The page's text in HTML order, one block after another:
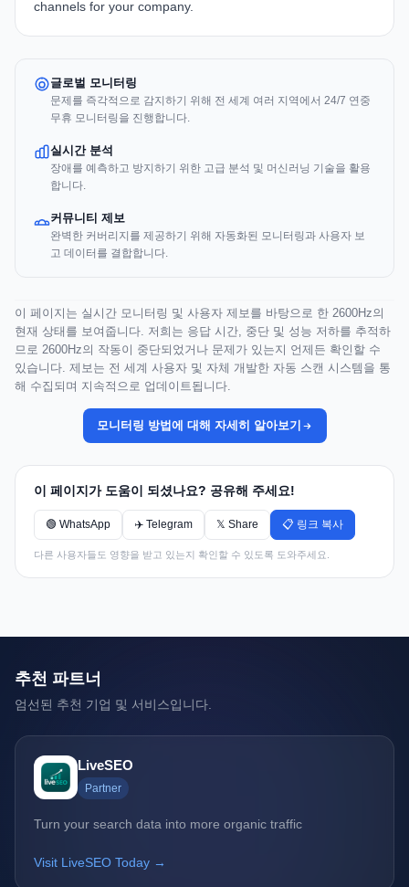
channels for your company.
글로벌 모니터링
문제를 즉각적으로 감지하기 위해 전 세계 여러 지역에서 24/7 연중
무휴 모니터링을 진행합니다.
실시간 분석
장애를 예측하고 방지하기 위한 고급 분석 및 머신러닝 기술을 활용
합니다.
커뮤니티 제보
완벽한 커버리지를 제공하기 위해 자동화된 모니터링과 사용자 보
고 데이터를 결합합니다.
이 페이지는 실시간 모니터링 및 사용자 제보를 바탕으로 한 2600Hz의
현재 상태를 보여줍니다. 저희는 응답 시간, 중단 및 성능 저하를 추적하
므로 2600Hz의 작동이 중단되었거나 문제가 있는지 언제든 확인할 수
있습니다. 제보는 전 세계 사용자 및 자체 개발한 자동 스캔 시스템을 통
해 수집되며 지속적으로 업데이트됩니다.
모니터링 방법에 대해 자세히 알아보기
이 페이지가 도움이 되셨나요? 공유해 주세요!
🟢 WhatsApp ✈️ Telegram 𝕏 Share 📋 링크 복사
다른 사용자들도 영향을 받고 있는지 확인할 수 있도록 도와주세요.
추천 파트너
엄선된 추천 기업 및 서비스입니다.
LiveSEO
Partner
Turn your search data into more organic traffic
Visit LiveSEO Today →